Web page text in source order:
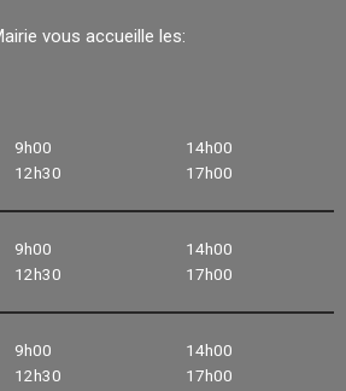
vous accueille les:
9h00
12h30
14h00
17h00
9h00
12h30
14h00
17h00
9h00
12h30
14h00
17h00